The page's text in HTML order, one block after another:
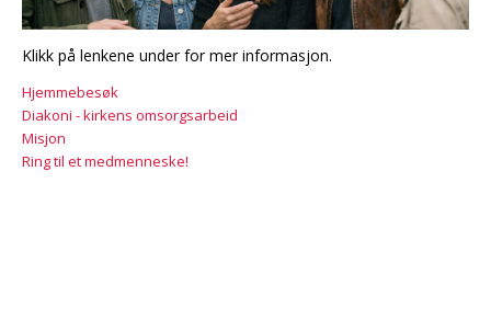
Klikk på lenkene under for mer informasjon.
Hjemmebesøk
Diakoni - kirkens omsorgsarbeid
Misjon
Ring til et medmenneske!